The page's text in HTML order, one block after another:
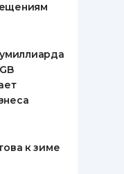
к зиме